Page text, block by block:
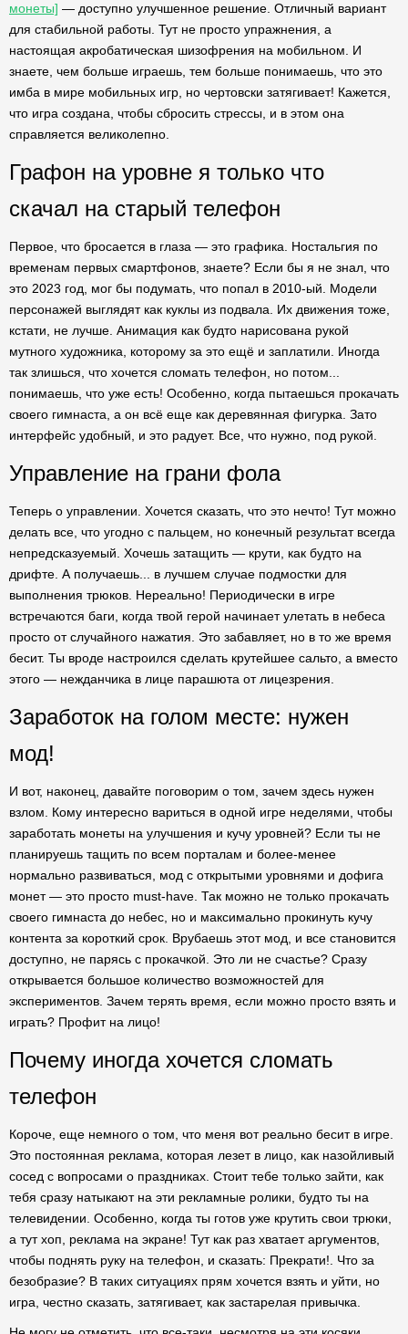
монеты] — доступно улучшенное решение. Отличный вариант
для стабильной работы. Тут не просто упражнения, а
настоящая акробатическая шизофрения на мобильном. И
знаете, чем больше играешь, тем больше понимаешь, что это
имба в мире мобильных игр, но чертовски затягивает! Кажется,
что игра создана, чтобы сбросить стрессы, и в этом она
справляется великолепно.
Графон на уровне я только что
скачал на старый телефон
Первое, что бросается в глаза — это графика. Ностальгия по
временам первых смартфонов, знаете? Если бы я не знал, что
это 2023 год, мог бы подумать, что попал в 2010-ый. Модели
персонажей выглядят как куклы из подвала. Их движения тоже,
кстати, не лучше. Анимация как будто нарисована рукой
мутного художника, которому за это ещё и заплатили. Иногда
так злишься, что хочется сломать телефон, но потом...
понимаешь, что уже есть! Особенно, когда пытаешься прокачать
своего гимнаста, а он всё еще как деревянная фигурка. Зато
интерфейс удобный, и это радует. Все, что нужно, под рукой.
Управление на грани фола
Теперь о управлении. Хочется сказать, что это нечто! Тут можно
делать все, что угодно с пальцем, но конечный результат всегда
непредсказуемый. Хочешь затащить — крути, как будто на
дрифте. А получаешь... в лучшем случае подмостки для
выполнения трюков. Нереально! Периодически в игре
встречаются баги, когда твой герой начинает улетать в небеса
просто от случайного нажатия. Это забавляет, но в то же время
бесит. Ты вроде настроился сделать крутейшее сальто, а вместо
этого — нежданчика в лице парашюта от лицезрения.
Заработок на голом месте: нужен
мод!
И вот, наконец, давайте поговорим о том, зачем здесь нужен
взлом. Кому интересно вариться в одной игре неделями, чтобы
заработать монеты на улучшения и кучу уровней? Если ты не
планируешь тащить по всем порталам и более-менее
нормально развиваться, мод с открытыми уровнями и дофига
монет — это просто must-have. Так можно не только прокачать
своего гимнаста до небес, но и максимально прокинуть кучу
контента за короткий срок. Врубаешь этот мод, и все становится
доступно, не парясь с прокачкой. Это ли не счастье? Сразу
открывается большое количество возможностей для
экспериментов. Зачем терять время, если можно просто взять и
играть? Профит на лицо!
Почему иногда хочется сломать
телефон
Короче, еще немного о том, что меня вот реально бесит в игре.
Это постоянная реклама, которая лезет в лицо, как назойливый
сосед с вопросами о праздниках. Стоит тебе только зайти, как
тебя сразу натыкают на эти рекламные ролики, будто ты на
телевидении. Особенно, когда ты готов уже крутить свои трюки,
а тут хоп, реклама на экране! Тут как раз хватает аргументов,
чтобы поднять руку на телефон, и сказать: Прекрати!. Что за
безобразие? В таких ситуациях прям хочется взять и уйти, но
игра, честно сказать, затягивает, как застарелая привычка.